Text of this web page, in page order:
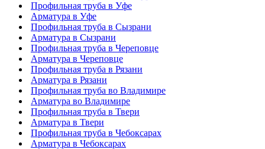
Профильная труба в Уфе
Арматура в Уфе
Профильная труба в Сызрани
Арматура в Сызрани
Профильная труба в Череповце
Арматура в Череповце
Профильная труба в Рязани
Арматура в Рязани
Профильная труба во Владимире
Арматура во Владимире
Профильная труба в Твери
Арматура в Твери
Профильная труба в Чебоксарах
Арматура в Чебоксарах